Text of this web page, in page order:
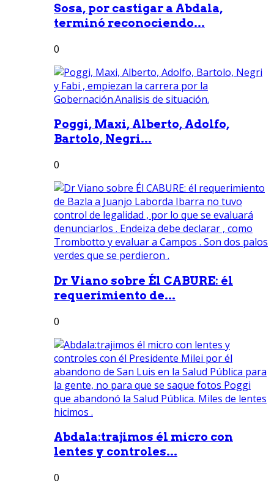
Sosa, por castigar a Abdala,
terminó reconociendo...
0
Poggi, Maxi, Alberto, Adolfo,
Bartolo, Negri...
0
Dr Viano sobre Él CABURE: él
requerimiento de...
0
Abdala:trajimos él micro con
lentes y controles...
0